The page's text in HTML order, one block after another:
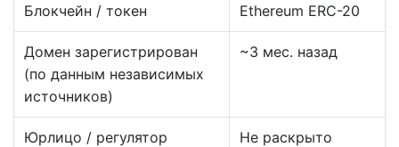
Блокчейн / токен Ethereum ERC-20
Домен зарегистрирован
(по данным независимых
источников)
~3 мес. назад
Юрлицо / регулятор Не раскрыто